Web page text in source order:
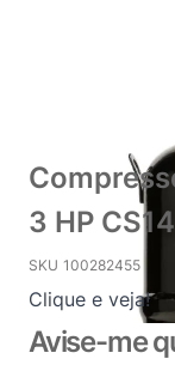
3 HP
SKU 100282455
Clique e veja!
Avise-me